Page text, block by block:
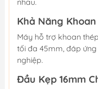
Khả Năng
Máy hỗ trợ khoan
tối đa 45mm, đáp
nghiệp.
Đầu Kẹp 16mm